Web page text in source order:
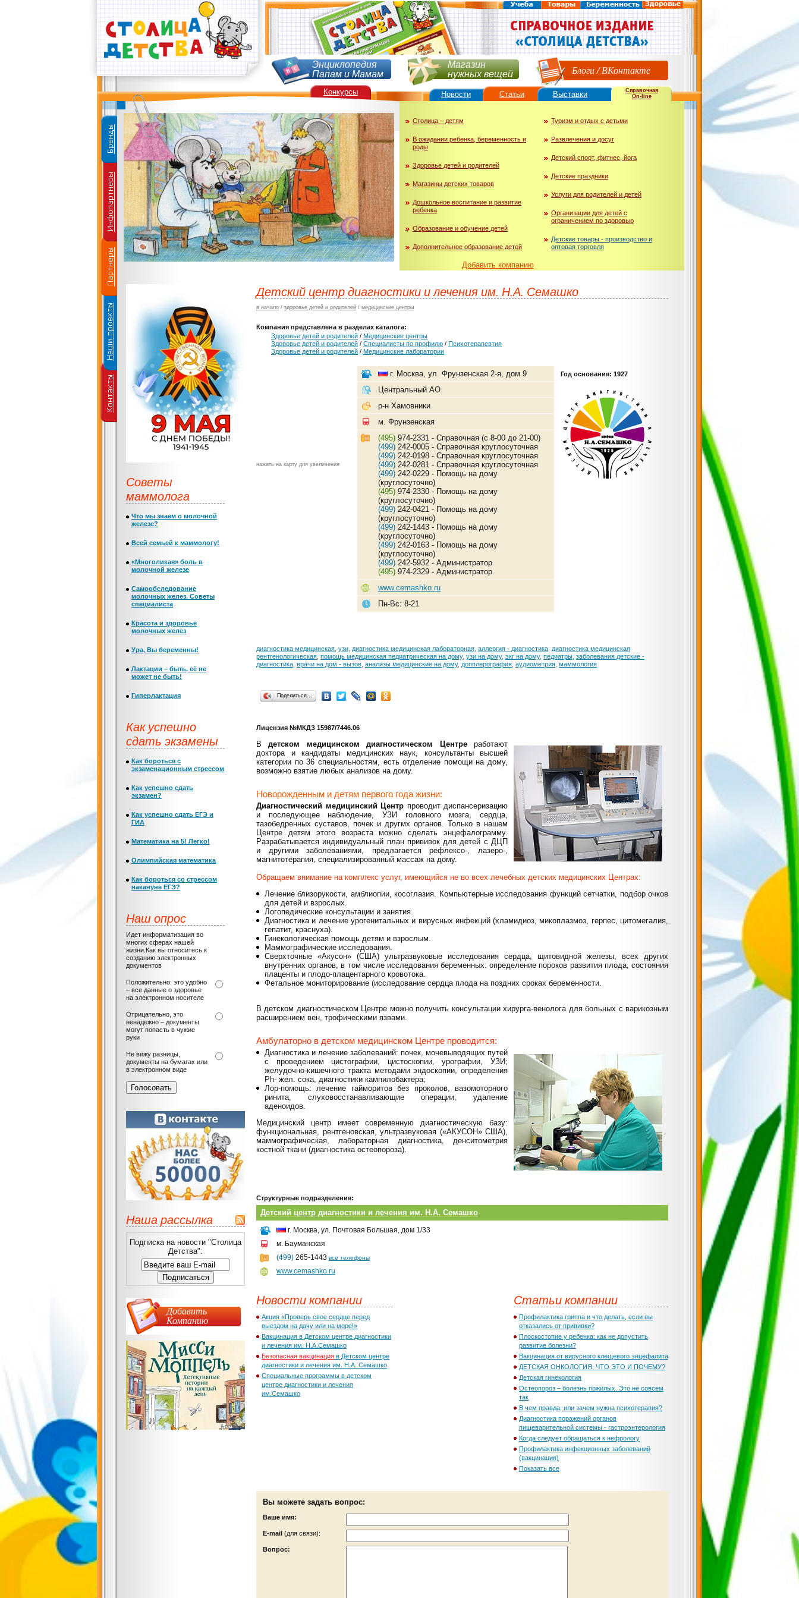
Энциклопедия
Папам и Мамам
Магазин
нужных вещей Блоги/ВКонтакте
Столица – детям
В ожидании ребенка, беременность и
роды
Здоровье детей и родителей
Магазины детских товаров
Дошкольное воспитание и развитие
ребенка
Образование и обучение детей
Дополнительное образование детей
Туризм и отдых с детьми
Развлечения и досуг
Детский спорт, фитнес, йога
Детские праздники
Услуги для родителей и детей
Организации для детей с
ограничением по здоровью
Детские товары - производство и
оптовая торговля
Добавить компанию
Справочная
On-line
Детский центр диагностики и лечения им. Н.А. Семашко
в начало / здоровье детей и родителей / медицинские центры
Компания представлена в разделах каталога:
Здоровье детей и родителей / Медицинские центры
Здоровье детей и родителей / Специалисты по профилю / Психотерапевтия
Здоровье детей и родителей / Медицинские лаборатории
Год основания: 1927
нажать на карту для увеличения
г. Москва, ул. Фрунзенская 2-я, дом 9
Центральный АО
р-н Хамовники
м. Фрунзенская
(495) 974-2331 - Справочная (с 8-00 до 21-00)
(499) 242-0005 - Справочная круглосуточная
(499) 242-0198 - Справочная круглосуточная
(499) 242-0281 - Справочная круглосуточная
(499) 242-0229 - Помощь на дому
(круглосуточно)
(495) 974-2330 - Помощь на дому
(круглосуточно)
(499) 242-0421 - Помощь на дому
(круглосуточно)
(499) 242-1443 - Помощь на дому
(круглосуточно)
(499) 242-0163 - Помощь на дому
(круглосуточно)
(499) 242-5932 - Администратор
(495) 974-2329 - Администратор
www.cemashko.ru
Пн-Вс: 8-21
диагностика медицинская узи диагностика медицинская лабораторная аллергия - диагностика диагностика медицинская
рентгенологическая помощь медицинская педиатрическая на дому, узи на дому, экг на дому, педиатры заболевания детские -
диагностика врачи на дом - вызов анализы медицинские на дому, допплерография аудиометрия маммология
Поделиться…
Лицензия №МКДЗ 15987/7446.06
Вдетском медицинском диагностическом Центреработают
доктора и кандидаты медицинских наук, консультанты высшей
категории по 36 специальностям, есть отделение помощи на дому,
возможно взятие любых анализов на дому.
Новорожденным и детям первого года жизни:
Диагностический медицинский Центр проводит диспансеризацию
и последующее наблюдение, УЗИ головного мозга, сердца,
тазобедренных суставов, почек и другмх органов. Только в нашем
Центре детям этого возраста можно сделать энцефалограмму.
Разрабатывается индивидуальный план прививок для детей с ДЦП
и другими заболеваниями, предлагается рефлексо-, лазеро-,
магнитотерапия, специализированный массаж на дому.
Обращаем внимание на комплекс услуг, имеющийся не во всех лечебных детских медицинских Центрах:
Лечение близорукости, амблиопии, косоглазия. Компьютерные исследования функций сетчатки, подбор очков
для детей и взрослых.
Логопедические консультации и занятия.
Диагностика и лечение урогенитальных и вирусных инфекций (хламидиоз, микоплазмоз, герпес, цитомегалия,
гепатит, краснуха).
Гинекологическая помощь детям и взрослым.
Маммографические исследования.
Сверхточные «Акусон» (США) ультразвуковые исследования сердца, щитовидной железы, всех других
внутренних органов, в том числе исследования беременных: определение пороков развития плода, состояния
плаценты и плодо-плацентарного кровотока.
Фетальное мониторирование (исследование сердца плода на поздних сроках беременности.
В детском диагностическом Центре можно получить консультации хирурга-венолога для больных с варикозным
расширением вен, трофическими язвами.
Амбулаторно в детском медицинском Центре проводится:
Диагностика и лечение заболеваний: почек, мочевыводящих путей
с проведением цистографии, цистоскопии, урографии, УЗИ;
желудочно-кишечного тракта методами эндоскопии, определения
Рh- жел. сока, диагностики кампилобактера;
Лор-помощь: лечение гайморитов без проколов, вазомоторного
ринита, слуховосстанавливающие операции, удаление
аденоидов.
Медицинский центр имеет современную диагностическую базу:
функциональная, рентгеновская, ультразвуковая («АКУСОН» США),
маммографическая, лабораторная диагностика, денситометрия
костной ткани (диагностика остеопороза).
Структурные подразделения:
Детский центр диагностики и лечения им. Н.А. Семашко
г. Москва, ул. Почтовая Большая, дом 1/33
м. Бауманская
(499) 265-1443 все телефоны
www.cemashko.ru
Новости компании
Акция «Проверь свое сердце перед
выездом на дачу или на море!»
Вакцинация в Детском центре диагностики
и лечения им. Н.А.Семашко
Безопасная вакцинация в Детском центре
диагностики и лечения им. Н.А. Семашко
Специальные программы в детском
центре диагностики и лечения
им.Семашко
Статьи компании
Профилактика гриппа и что делать, если вы
отказались от прививки?
Плоскостопие у ребенка: как не допустить
развитие болезни?
Вакцинация от вирусного клещевого энцефалита
ДЕТСКАЯ ОНКОЛОГИЯ. ЧТО ЭТО И ПОЧЕМУ?
Детская гинекология
Остеопороз – болезнь пожилых. Это не совсем
так
В чем правда, или зачем нужна психотерапия?
Диагностика поражений органов
пищеварительной системы - гастроэнтерология
Когда следует обращаться к нефрологу
Профилактика инфекционных заболеваний
(вакцинация)
Показать все
Вы можете задать вопрос:
Ваше имя:
Е-mail (для связи):
Вопрос:
Советы
маммолога
Что мы знаем о молочной
железе?
Всей семьей к маммологу!
«Многоликая» боль в
молочной железе
Самообследование
молочных желез. Советы
специалиста
Красота и здоровье
молочных желез
Ура, Вы беременны!
Лактации – быть, её не
может не быть!
Гиперлактация
Как успешно
сдать экзамены
Как бороться с
экзаменационным стрессом
Как успешно сдать
экзамен?
Как успешно сдать ЕГЭ и
ГИА
Математика на 5! Легко!
Олимпийская математика
Как бороться со стрессом
накануне ЕГЭ?
Наш опрос
Идет информатизация во
многих сферах нашей
жизни.Как вы относитесь к
созданию электронных
документов
Положительно: это удобно
– все данные о здоровье
на электронном носителе
Отрицательно, это
ненадежно – документы
могут попасть в чужие
руки
Не вижу разницы,
документы на бумагах или
в электронном виде
Наша рассылка
Подписка на новости "Столица
Детства":
Добавить
Компанию
Конкурсы Новости Статьи Выставки